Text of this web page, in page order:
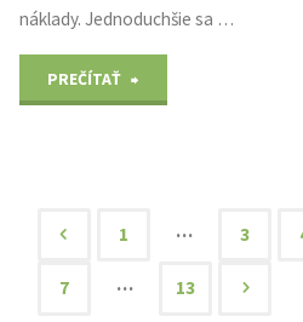
náklady. Jednoduchšie sa …
PREČÍTAŤ
predaj"
Stránkování
1 … 3
7 … 13